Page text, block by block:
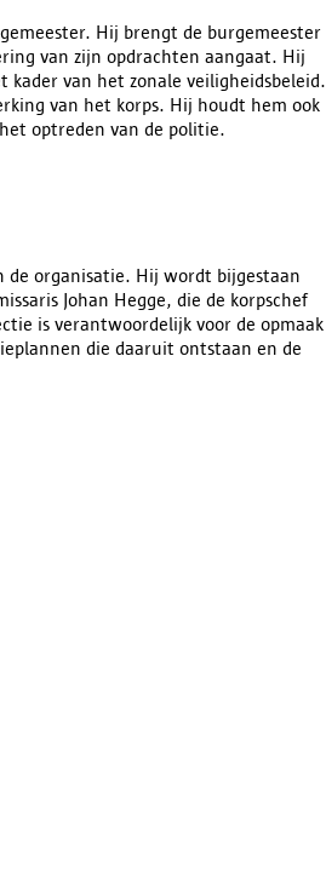
Hij brengt de burgemeester
van zijn opdrachten aangaat. Hij
van het zonale veiligheidsbeleid.
van het korps. Hij houdt hem ook
optreden van de politie.
de organisatie. Hij wordt bijgestaan
Johan Hegge, die de korpschef
is verantwoordelijk voor de opmaak
die daaruit ontstaan en de